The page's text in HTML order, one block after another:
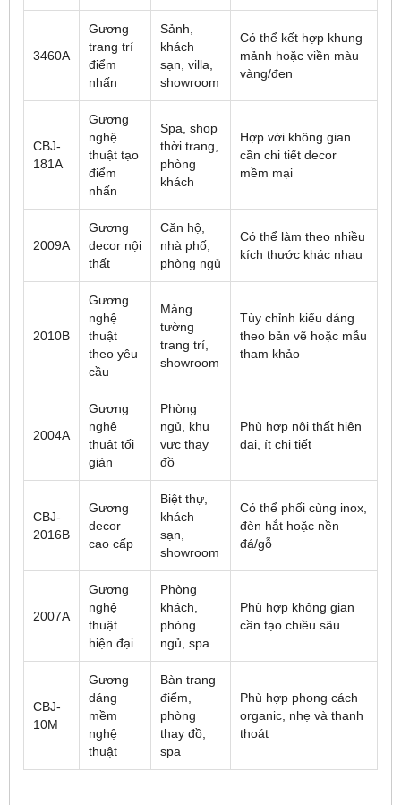
3460A
Gương
trang trí
điểm
nhấn
Sảnh,
khách
sạn, villa,
showroom
Có thể kết hợp khung
mảnh hoặc viền màu
vàng/đen
CBJ-
181A
Gương
nghệ
thuật tạo
điểm
nhấn
Spa, shop
thời trang,
phòng
khách
Hợp với không gian
cần chi tiết decor
mềm mại
2009A
Gương
decor nội
thất
Căn hộ,
nhà phố,
phòng ngủ
Có thể làm theo nhiều
kích thước khác nhau
2010B
Gương
nghệ
thuật
theo yêu
cầu
Mảng
tường
trang trí,
showroom
Tùy chỉnh kiểu dáng
theo bản vẽ hoặc mẫu
tham khảo
2004A
Gương
nghệ
thuật tối
giản
Phòng
ngủ, khu
vực thay
đồ
Phù hợp nội thất hiện
đại, ít chi tiết
CBJ-
2016B
Gương
decor
cao cấp
Biệt thự,
khách
sạn,
showroom
Có thể phối cùng inox,
đèn hắt hoặc nền
đá/gỗ
2007A
Gương
nghệ
thuật
hiện đại
Phòng
khách,
phòng
ngủ, spa
Phù hợp không gian
cần tạo chiều sâu
CBJ-
10M
Gương
dáng
mềm
nghệ
thuật
Bàn trang
điểm,
phòng
thay đồ,
spa
Phù hợp phong cách
organic, nhẹ và thanh
thoát